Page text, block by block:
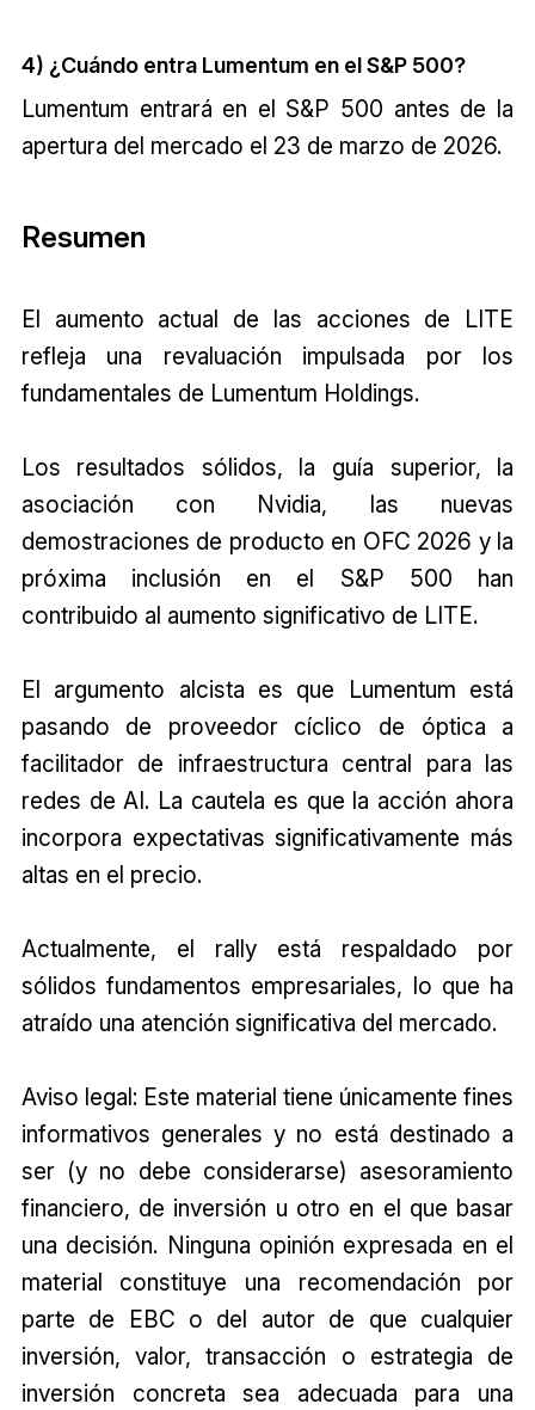
4) ¿Cuándo entra Lumentum en el S&P 500?
Lumentum entrará en el S&P 500 antes de la
apertura del mercado el 23 de marzo de 2026.
Resumen
El aumento actual de las acciones de LITE
refleja una revaluación impulsada por los
fundamentales de Lumentum Holdings.
Los resultados sólidos, la guía superior, la
asociación con Nvidia, las nuevas
demostraciones de producto en OFC 2026 y la
próxima inclusión en el S&P 500 han
contribuido al aumento significativo de LITE.
El argumento alcista es que Lumentum está
pasando de proveedor cíclico de óptica a
facilitador de infraestructura central para las
redes de AI. La cautela es que la acción ahora
incorpora expectativas significativamente más
altas en el precio.
Actualmente, el rally está respaldado por
sólidos fundamentos empresariales, lo que ha
atraído una atención significativa del mercado.
Aviso legal: Este material tiene únicamente fines
informativos generales y no está destinado a
ser (y no debe considerarse) asesoramiento
financiero, de inversión u otro en el que basar
una decisión. Ninguna opinión expresada en el
material constituye una recomendación por
parte de EBC o del autor de que cualquier
inversión, valor, transacción o estrategia de
inversión concreta sea adecuada para una